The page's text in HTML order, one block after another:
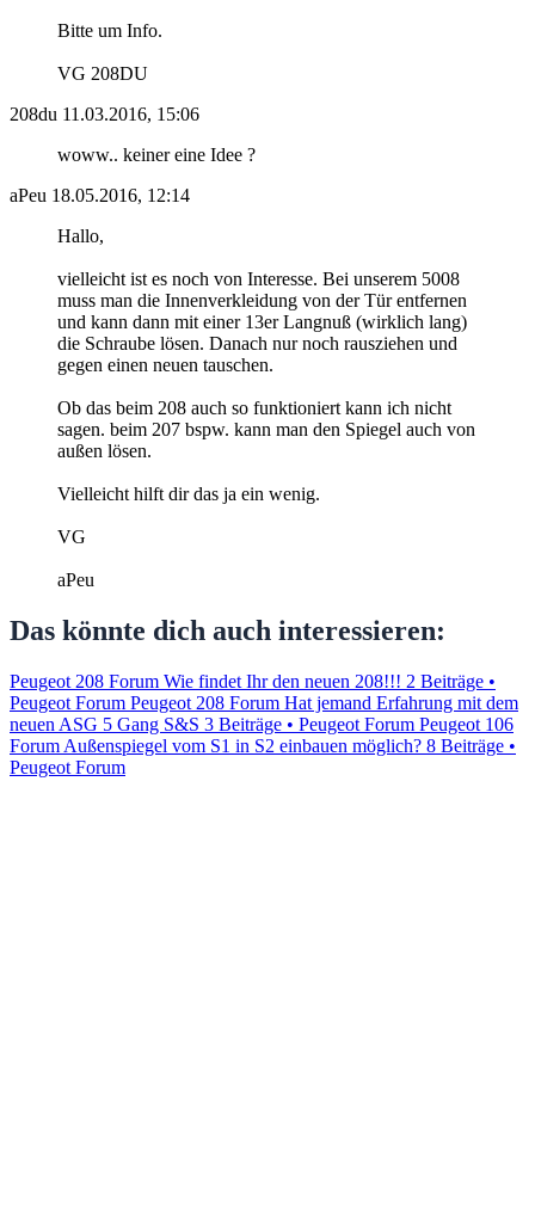
Bitte um Info.
VG 208DU
208du 11.03.2016, 15:06
woww.. keiner eine Idee ?
aPeu 18.05.2016, 12:14
Hallo,
vielleicht ist es noch von Interesse. Bei unserem 5008
muss man die Innenverkleidung von der Tür entfernen
und kann dann mit einer 13er Langnuß (wirklich lang)
die Schraube lösen. Danach nur noch rausziehen und
gegen einen neuen tauschen.
Ob das beim 208 auch so funktioniert kann ich nicht
sagen. beim 207 bspw. kann man den Spiegel auch von
außen lösen.
Vielleicht hilft dir das ja ein wenig.
VG
aPeu
Das könnte dich auch interessieren:
Peugeot 208 Forum Wie findet Ihr den neuen 208!!! 2 Beiträge •
Peugeot Forum Peugeot 208 Forum Hat jemand Erfahrung mit dem
neuen ASG 5 Gang S&S 3 Beiträge • Peugeot Forum Peugeot 106
Forum Außenspiegel vom S1 in S2 einbauen möglich? 8 Beiträge •
Peugeot Forum